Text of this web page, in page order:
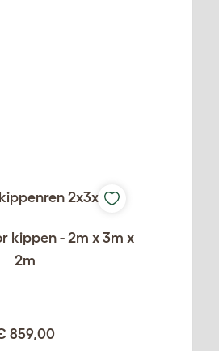
kippen - 2m x 3m x
2m
859,00